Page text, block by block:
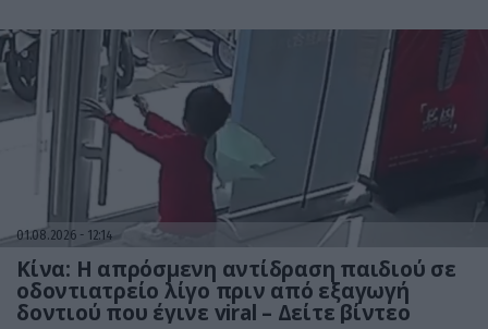
01.08.2026 12:14
Κίνα: Η απρόσμενη αντίδραση παιδιού σε
οδοντιατρείο λίγο πριν από εξαγωγή
δοντιού που έγινε viral – Δείτε βίντεο